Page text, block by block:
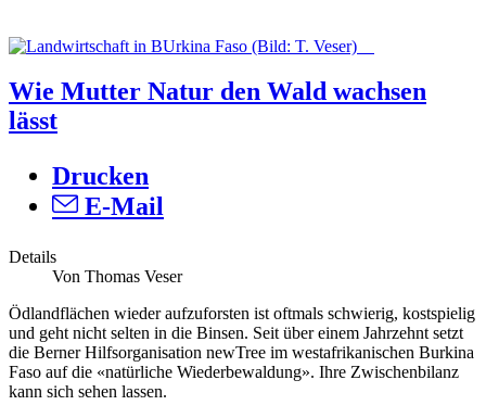
Wie Mutter Natur den Wald wachsen
lässt
Drucken
E-Mail
Details
Von Thomas Veser
Ödlandflächen wieder aufzuforsten ist oftmals schwierig, kostspielig
und geht nicht selten in die Binsen. Seit über einem Jahrzehnt setzt
die Berner Hilfsorganisation newTree im westafrikanischen Burkina
Faso auf die «natürliche Wiederbewaldung». Ihre Zwischenbilanz
kann sich sehen lassen.